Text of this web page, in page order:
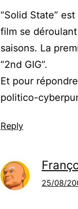
“Solid State”
film se
saisons. La
“2nd GIG”.
Et pour
politico-
Reply
25/08/